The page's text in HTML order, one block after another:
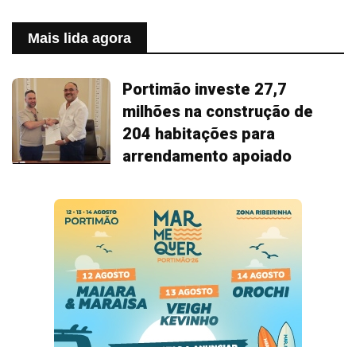
Mais lida agora
Portimão investe 27,7
milhões na construção de
204 habitações para
arrendamento apoiado